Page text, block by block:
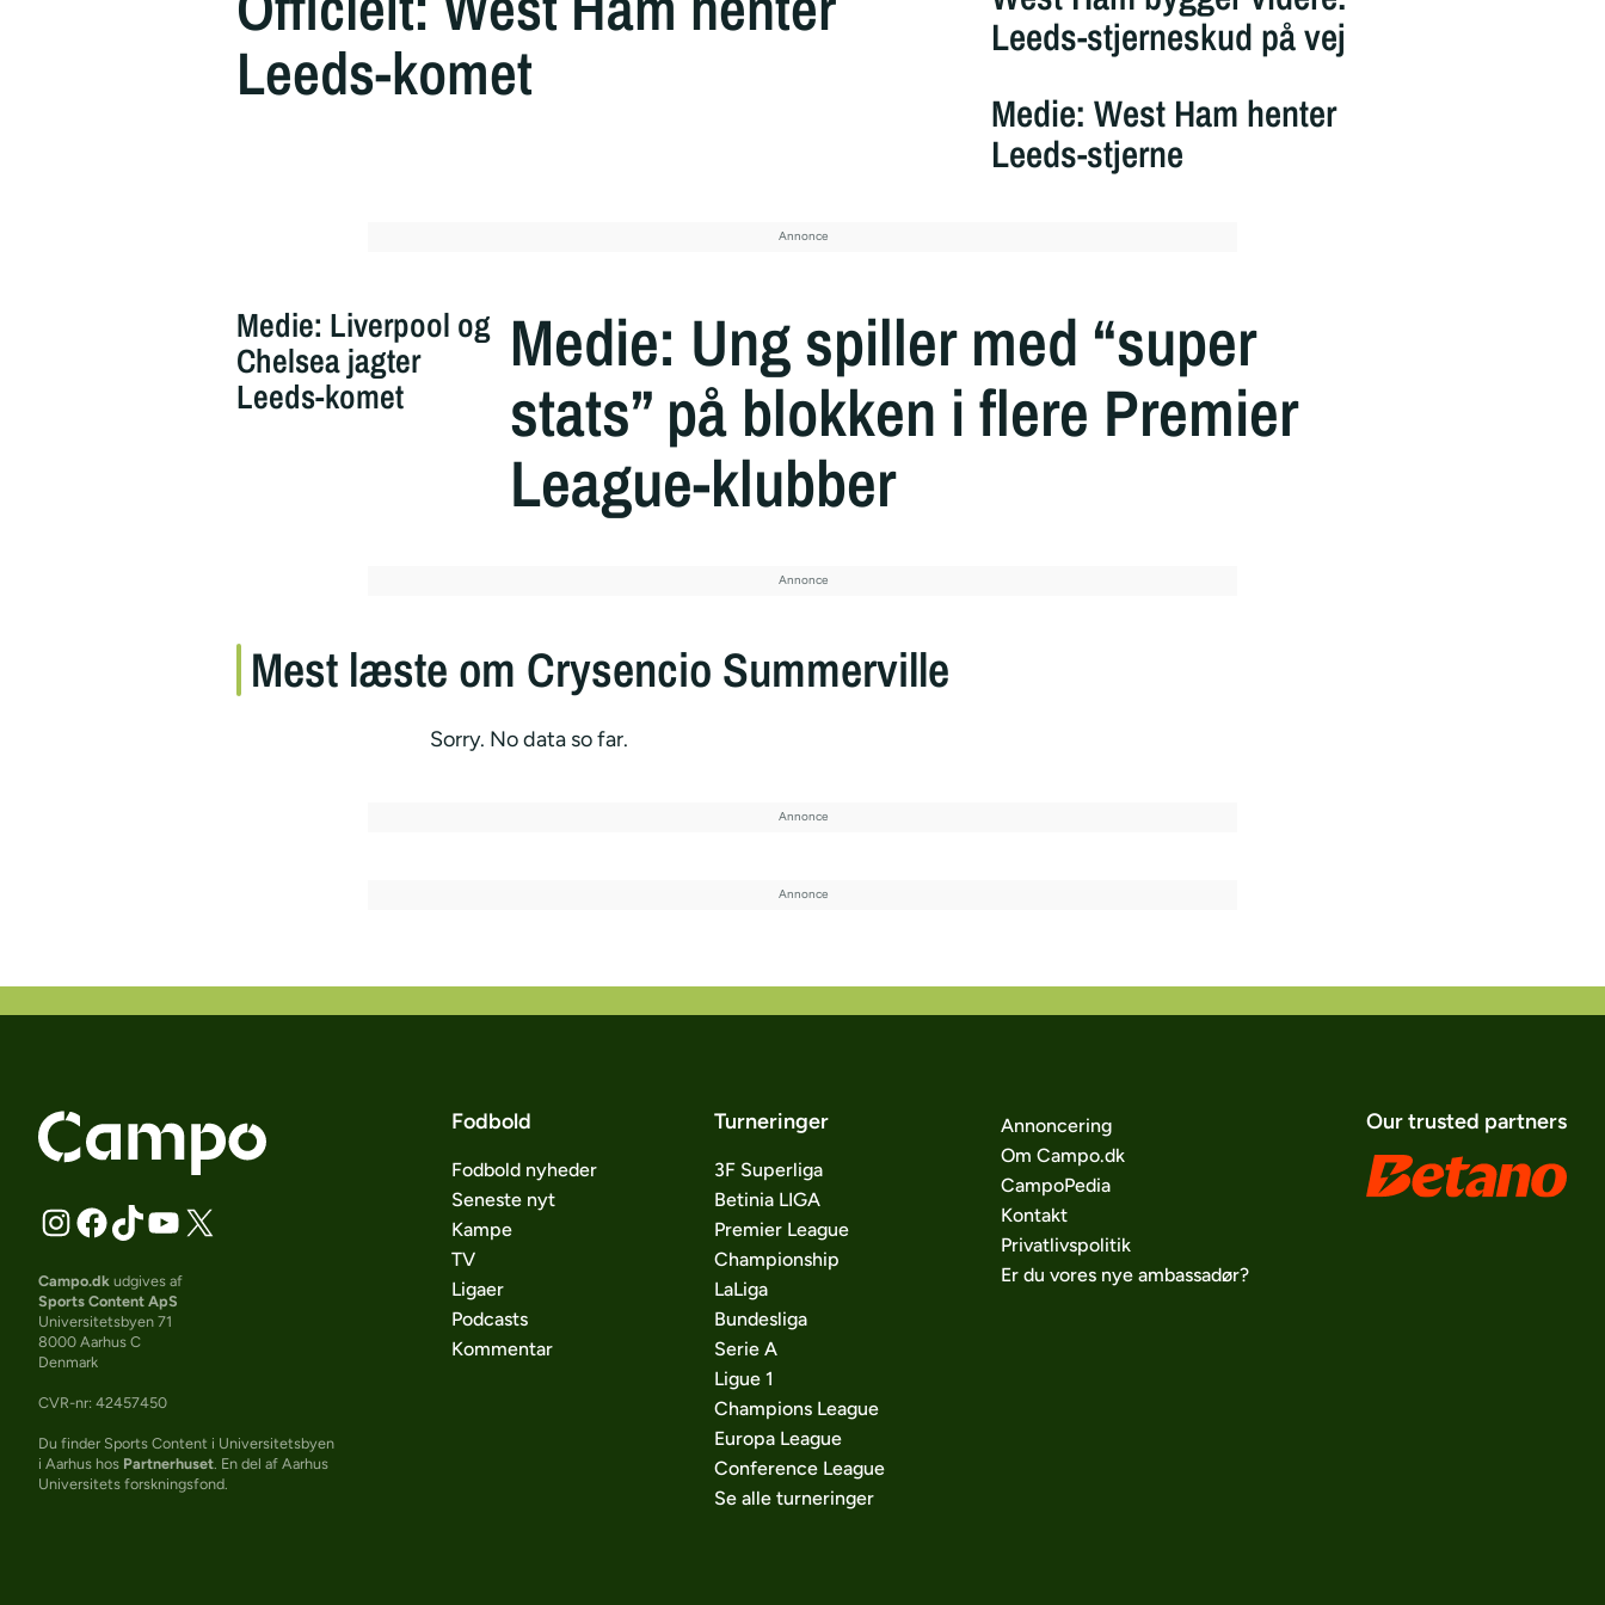
Leeds-komet
Leeds-stjerneskud på vej
Medie: West Ham henter
Leeds-stjerne
Medie: Liverpool og
Chelsea jagter
Leeds-komet
Medie: Ung spiller med “super
stats” på blokken i flere Premier
League-klubber
Mest læste om Crysencio Summerville
Sorry. No data so far.
Campo.dk udgives af
Sports Content ApS
Universitetsbyen 71
8000 Aarhus C
Denmark
CVR-nr: 42457450
Du finder Sports Content i Universitetsbyen
i Aarhus hos Partnerhuset . En del af Aarhus
Universitets forskningsfond.
Fodbold
Fodbold nyheder
Seneste nyt
Kampe
TV
Ligaer
Podcasts
Kommentar
Turneringer
3F Superliga
Betinia LIGA
Premier League
Championship
LaLiga
Bundesliga
Serie A
Ligue 1
Champions League
Europa League
Conference League
Se alle turneringer
Annoncering
Om Campo.dk
CampoPedia
Kontakt
Privatlivspolitik
Er du vores nye ambassadør?
Our trusted partners